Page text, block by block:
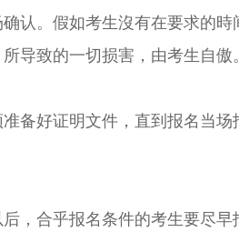
认。假如考生沒有在要求的時
导致的一切损害，由考生自傲。
好证明文件，直到报名当场
合乎报名条件的考生要尽早